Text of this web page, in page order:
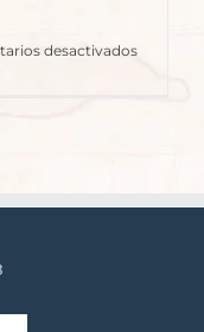
desactivadosen